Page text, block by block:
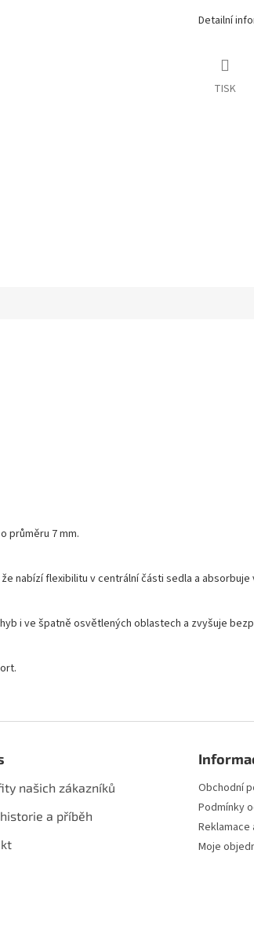
Detailní
TISK
průměru 7 mm.
nabízí flexibilitu v centrální části sedla a absorbuje
i ve špatně osvětlených oblastech a zvyšuje
našich zákazníků
a příběh
Obchodní
Podmínky
Moje